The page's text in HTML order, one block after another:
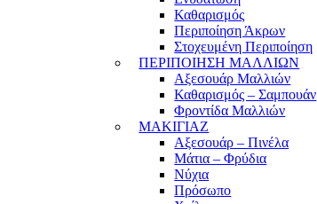
Καθαρισμός
Περιποίηση Άκρων
Στοχευμένη Περιποίηση
ΠΕΡΙΠΟΙΗΣΗ ΜΑΛΛΙΩΝ
Αξεσουάρ Μαλλιών
Καθαρισμός – Σαμπουάν
Φροντίδα Μαλλιών
ΜΑΚΙΓΙΑΖ
Αξεσουάρ – Πινέλα
Μάτια – Φρύδια
Νύχια
Πρόσωπο